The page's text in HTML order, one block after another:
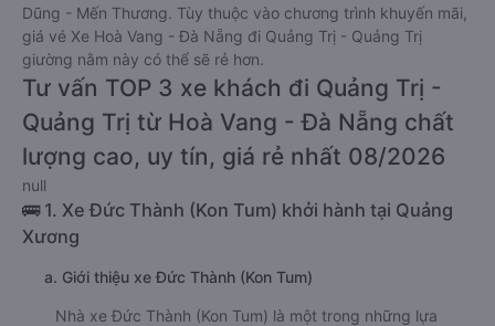
Dũng - Mến Thương. Tùy thuộc vào chương trình khuyến mãi,
giá vé Xe Hoà Vang - Đà Nẵng đi Quảng Trị - Quảng Trị
giường nằm này có thể sẽ rẻ hơn.
Tư vấn TOP 3 xe khách đi Quảng Trị -
Quảng Trị từ Hoà Vang - Đà Nẵng chất
lượng cao, uy tín, giá rẻ nhất 08/2026
null
🚌 1. Xe Đức Thành (Kon Tum) khởi hành tại Quảng
Xương
a. Giới thiệu xe Đức Thành (Kon Tum)
Nhà xe Đức Thành (Kon Tum) là một trong những lựa